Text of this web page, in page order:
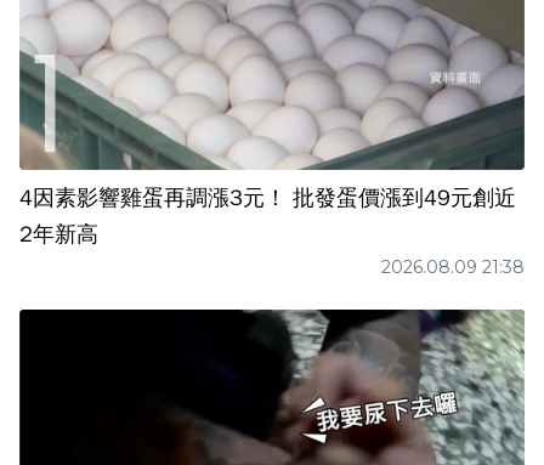
4因素影響雞蛋再調漲3元！ 批發蛋價漲到49元創近
2年新高
2026.08.09 21:38